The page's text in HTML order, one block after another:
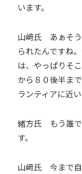
います。
山﨑氏 あぁそう
られたんですね
は、やっぱりそ
から８０後半ま
ランティアに近
緒方氏 もう誰で
す。
山﨑氏 今まで自